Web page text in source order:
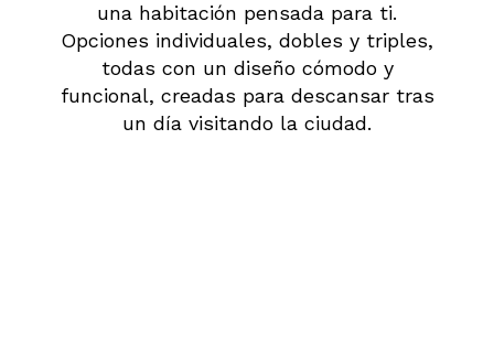
una habitación pensada para ti.
Opciones individuales, dobles y triples,
todas con un diseño cómodo y
funcional, creadas para descansar tras
un día visitando la ciudad.